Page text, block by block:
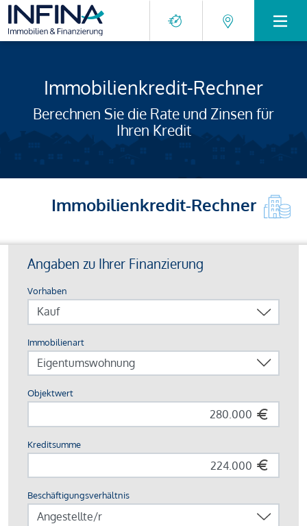
Immobilienkredit-Rechner
Berechnen Sie die Rate und Zinsen für
Ihren Kredit
Immobilienkredit-Rechner